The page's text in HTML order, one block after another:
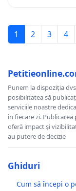
1 2 3 4
Punem la dispoziția
posibilitatea să
serviciile noastre
în fiecare zi.
oferă impact și
au putere de decizie
Ghiduri
Cum să începi o